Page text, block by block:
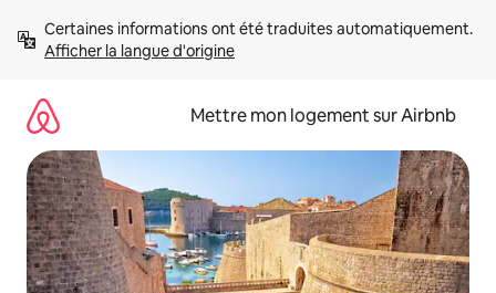
directement
Afficher la langue d'origine
Mettre mon logement sur Airbnb